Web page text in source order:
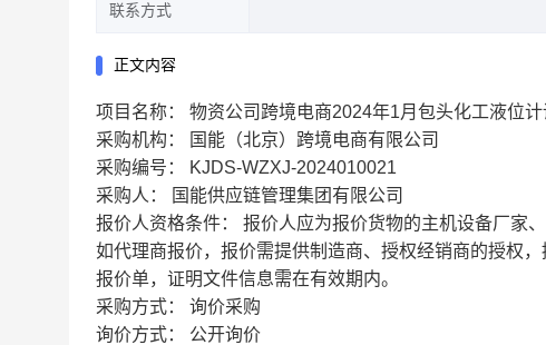
联系方式
正文内容
项目名称：
物资公司跨境电商2024年1月包头化工液位
采购机构：
国能（北京）跨境电商有限公司
采购编号：
KJDS-WZXJ-2024010021
采购人：
国能供应链管理集团有限公司
报价人资格条件：
报价人应为报价货物的主机设备厂家
如代理商报价，报价需提供制造商、授权经销商的授权
报价单，证明文件信息需在有效期内。
采购方式：
询价采购
询价方式：
公开询价